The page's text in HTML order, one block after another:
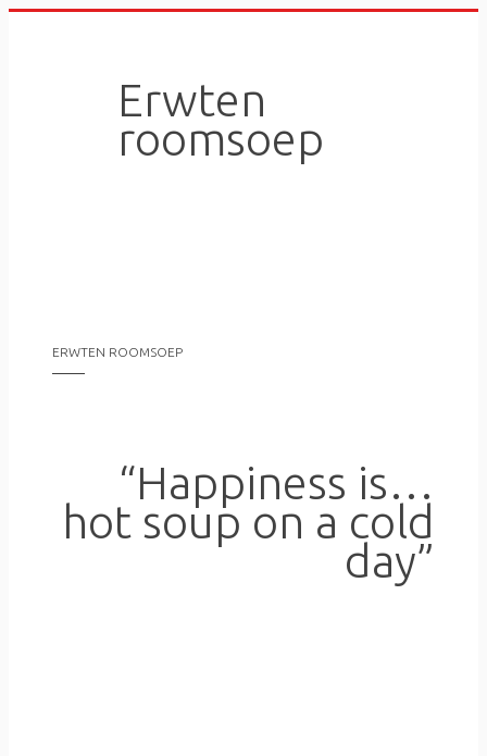
Erwten
roomsoep
ERWTEN ROOMSOEP
“Happiness is…
hot soup on a cold
day”